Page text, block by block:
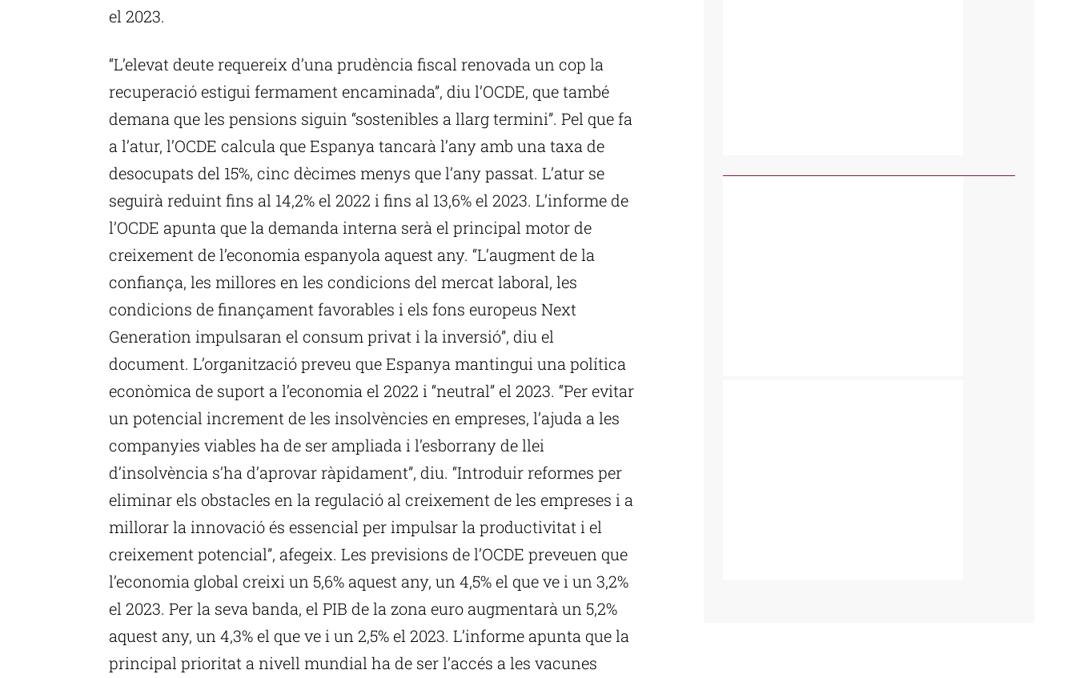
el 2023.
“L’elevat deute requereix d’una prudència fiscal renovada un cop la
recuperació estigui fermament encaminada”, diu l’OCDE, que també
demana que les pensions siguin “sostenibles a llarg termini”. Pel que fa
a l’atur, l’OCDE calcula que Espanya tancarà l’any amb una taxa de
desocupats del 15%, cinc dècimes menys que l’any passat. L’atur se
seguirà reduint fins al 14,2% el 2022 i fins al 13,6% el 2023. L’informe de
l’OCDE apunta que la demanda interna serà el principal motor de
creixement de l’economia espanyola aquest any. “L’augment de la
confiança, les millores en les condicions del mercat laboral, les
condicions de finançament favorables i els fons europeus Next
Generation impulsaran el consum privat i la inversió”, diu el
document. L’organització preveu que Espanya mantingui una política
econòmica de suport a l’economia el 2022 i “neutral” el 2023. “Per evitar
un potencial increment de les insolvències en empreses, l’ajuda a les
companyies viables ha de ser ampliada i l’esborrany de llei
d’insolvència s’ha d’aprovar ràpidament”, diu. “Introduir reformes per
eliminar els obstacles en la regulació al creixement de les empreses i a
millorar la innovació és essencial per impulsar la productivitat i el
creixement potencial”, afegeix. Les previsions de l’OCDE preveuen que
l’economia global creixi un 5,6% aquest any, un 4,5% el que ve i un 3,2%
el 2023. Per la seva banda, el PIB de la zona euro augmentarà un 5,2%
aquest any, un 4,3% el que ve i un 2,5% el 2023. L’informe apunta que la
principal prioritat a nivell mundial ha de ser l’accés a les vacunes